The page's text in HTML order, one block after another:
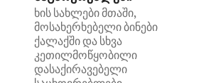
ხის სახლები მთაში,
მოსახერხებელი ბინები
ქალაქში და სხვა
კეთილმოწყობილი
დასაქირავებელი